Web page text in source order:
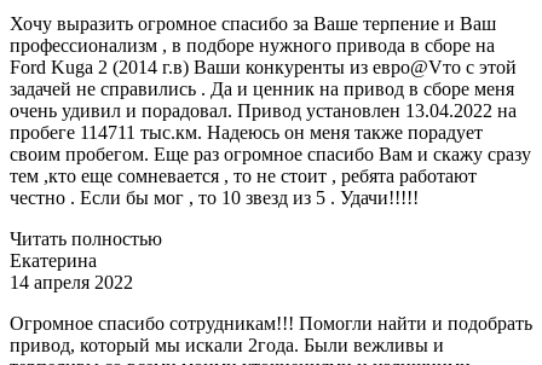
Хочу выразить огромное спасибо за Ваше терпение и Ваш
профессионализм , в подборе нужного привода в сборе на
Ford Kuga 2 (2014 г.в) Ваши конкуренты из евро@Vто с этой
задачей не справились . Да и ценник на привод в сборе меня
очень удивил и порадовал. Привод установлен 13.04.2022 на
пробеге 114711 тыс.км. Надеюсь он меня также порадует
своим пробегом. Еще раз огромное спасибо Вам и скажу сразу
тем ,кто еще сомневается , то не стоит , ребята работают
честно . Если бы мог , то 10 звезд из 5 . Удачи!!!!!
Читать полностью
Екатерина
14 апреля 2022
Огромное спасибо сотрудникам!!! Помогли найти и подобрать
привод, который мы искали 2года. Были вежливы и